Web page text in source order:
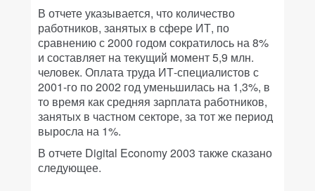
В отчете указывается, что количество
работников, занятых в сфере ИТ, по
сравнению с 2000 годом сократилось на 8%
и составляет на текущий момент 5,9 млн.
человек. Оплата труда ИТ-специалистов с
2001-го по 2002 год уменьшилась на 1,3%, в
то время как средняя зарплата работников,
занятых в частном секторе, за тот же период
выросла на 1%.
В отчете Digital Economy 2003 также сказано
следующее.